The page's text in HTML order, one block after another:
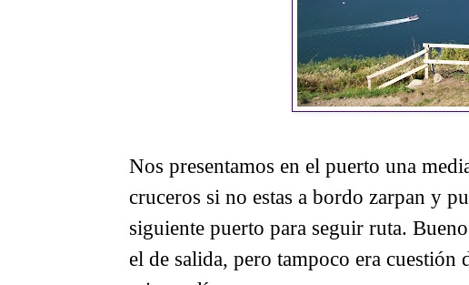
Nos presentamos en el puerto una
cruceros si no estas a bordo zarpan y
siguiente puerto para seguir ruta.
el de salida, pero tampoco era cuestión